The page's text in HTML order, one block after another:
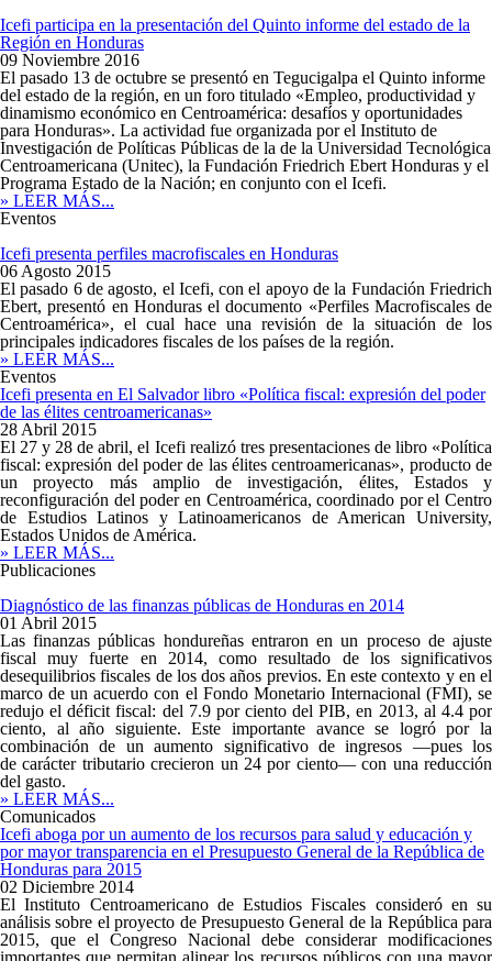
Icefi participa en la presentación del Quinto informe del estado de la
Región en Honduras
09 Noviembre 2016
El pasado 13 de octubre se presentó en Tegucigalpa el Quinto informe
del estado de la región, en un foro titulado «Empleo, productividad y
dinamismo económico en Centroamérica: desafíos y oportunidades
para Honduras». La actividad fue organizada por el Instituto de
Investigación de Políticas Públicas de la de la Universidad Tecnológica
Centroamericana (Unitec), la Fundación Friedrich Ebert Honduras y el
Programa Estado de la Nación; en conjunto con el Icefi.
» LEER MÁS...
Eventos
Icefi presenta perfiles macrofiscales en Honduras
06 Agosto 2015
El pasado 6 de agosto, el Icefi, con el apoyo de la Fundación Friedrich
Ebert, presentó en Honduras el documento «Perfiles Macrofiscales de
Centroamérica», el cual hace una revisión de la situación de los
principales indicadores fiscales de los países de la región.
» LEER MÁS...
Eventos
Icefi presenta en El Salvador libro «Política fiscal: expresión del poder
de las élites centroamericanas»
28 Abril 2015
El 27 y 28 de abril, el Icefi realizó tres presentaciones de libro «Política
fiscal: expresión del poder de las élites centroamericanas», producto de
un proyecto más amplio de investigación, élites, Estados y
reconfiguración del poder en Centroamérica, coordinado por el Centro
de Estudios Latinos y Latinoamericanos de American University,
Estados Unidos de América.
» LEER MÁS...
Publicaciones
Diagnóstico de las finanzas públicas de Honduras en 2014
01 Abril 2015
Las finanzas públicas hondureñas entraron en un proceso de ajuste
fiscal muy fuerte en 2014, como resultado de los significativos
desequilibrios fiscales de los dos años previos. En este contexto y en el
marco de un acuerdo con el Fondo Monetario Internacional (FMI), se
redujo el déficit fiscal: del 7.9 por ciento del PIB, en 2013, al 4.4 por
ciento, al año siguiente. Este importante avance se logró por la
combinación de un aumento significativo de ingresos —pues los
de carácter tributario crecieron un 24 por ciento— con una reducción
del gasto.
» LEER MÁS...
Comunicados
Icefi aboga por un aumento de los recursos para salud y educación y
por mayor transparencia en el Presupuesto General de la República de
Honduras para 2015
02 Diciembre 2014
El Instituto Centroamericano de Estudios Fiscales consideró en su
análisis sobre el proyecto de Presupuesto General de la República para
2015, que el Congreso Nacional debe considerar modificaciones
importantes que permitan alinear los recursos públicos con una mayor